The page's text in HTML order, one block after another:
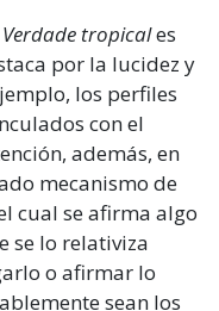
Verdade tropicales
por la lucidez y
los perfiles
con el
además, en
mecanismo de
cual se afirma algo
se lo relativiza
o afirmar lo
sean los